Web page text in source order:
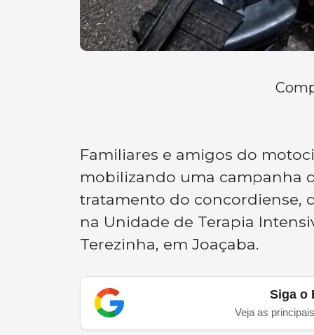
Familiares e amigos do
mobilizando uma campanha
tratamento do concordiense,
na Unidade de Terapia
Terezinha, em Joaçaba.
Siga o
Veja as